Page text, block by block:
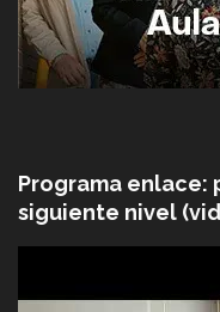
Programa enlace:
siguiente nivel